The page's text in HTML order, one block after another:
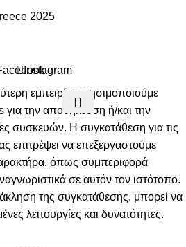
2025
Instagram
εμπειρία, χρησιμοποιούμε
την αποθήκευση ή/και την
συσκευών. Η συγκατάθεση για τις
επιτρέψει να επεξεργαστούμε
όπως συμπεριφορά
σε αυτόν τον ιστότοπο.
της συγκατάθεσης, μπορεί να
λειτουργίες και δυνατότητες.